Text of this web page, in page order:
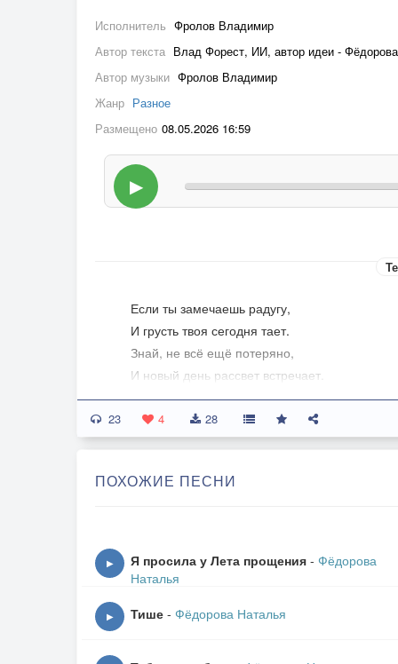
Исполнитель Фролов Владимир
Автор текста Влад Форест, ИИ, автор идеи -
Автор музыки Фролов Владимир
Жанр Разное
Размещено 08.05.2026 16:59
▶
Если ты замечаешь радугу,
И грусть твоя сегодня тает.
Знай, не всё ещё потеряно,
И новый день рассвет встречает.
Когда надежда угасшей кажется,
Сил больше нет. Где их искать?
Даёт надежду помечтать.
В глазах огонь горит.
Всё теперь изменится,
23 4 28
ПОХОЖИЕ ПЕСНИ
▶ Я просила у Лета прощения - Фёдорова
Наталья
▶ Тише - Фёдорова Наталья